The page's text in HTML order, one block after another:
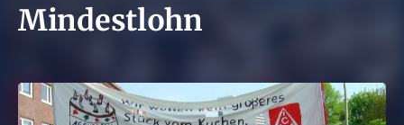
Mindestlohn